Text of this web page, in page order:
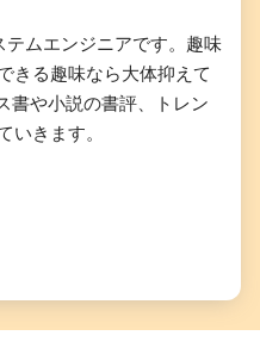
ムエンジニアです。趣味
きる趣味なら大体抑えて
書や小説の書評、トレン
いきます。